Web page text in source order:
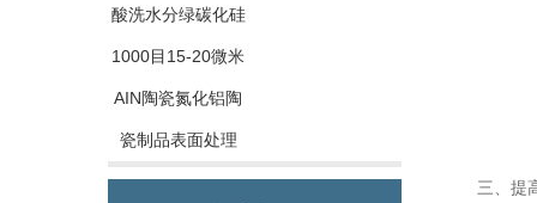
酸洗水分绿碳化硅
1000目15-20微米
AIN陶瓷氮化铝陶
瓷制品表面处理
三、提高